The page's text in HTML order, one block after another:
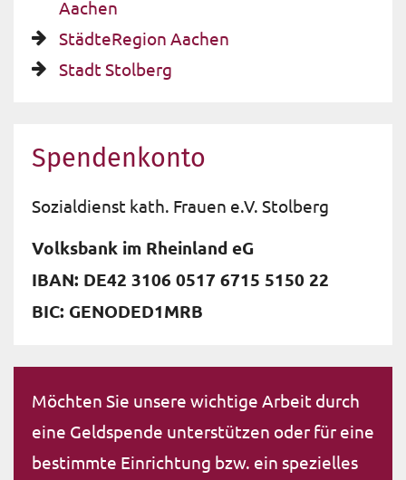
Aachen
StädteRegion Aachen
Stadt Stolberg
Spendenkonto
Sozialdienst kath. Frauen e.V. Stolberg
Volksbank im Rheinland eG
IBAN: DE42 3106 0517 6715 5150 22
BIC: GENODED1MRB
Möchten Sie unsere wichtige Arbeit durch
eine Geldspende unterstützen oder für eine
bestimmte Einrichtung bzw. ein spezielles